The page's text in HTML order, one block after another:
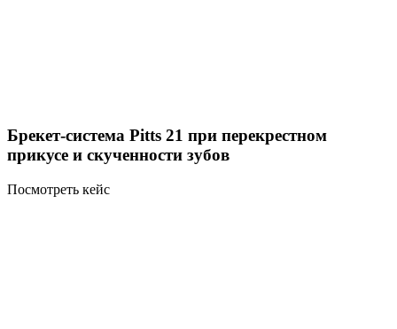
Брекет-система Pitts 21 при перекрестном
прикусе и скученности зубов
Посмотреть кейс